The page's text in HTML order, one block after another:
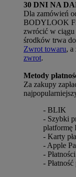
30 DNI NA
Dla zamówień
BODYLOOK
zwrócić w ciągu
środków trwa
Zwrot towaru, a
zwrot.
Metody
Za zakupy
- BLIK
- Szybki
platformę
- Karty
- Apple
-
-